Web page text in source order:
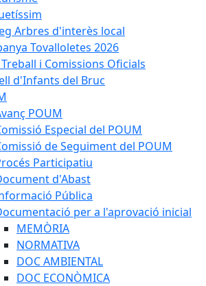
Arbres d'interès local
Tovalloletes 2026
i Comissions Oficials
d'Infants del Bruc
POUM
Especial del POUM
de Seguiment del POUM
Participatiu
d'Abast
Pública
per a l'aprovació inicial
MEMÒRIA
NORMATIVA
DOC AMBIENTAL
DOC ECONÒMICA